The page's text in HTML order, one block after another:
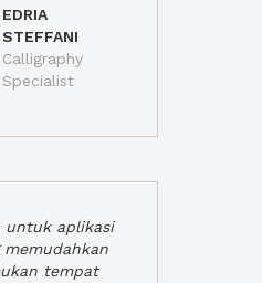
EDRIA
STEFFANI
Calligraphy
Specialist
untuk aplikasi
memudahkan
tempat